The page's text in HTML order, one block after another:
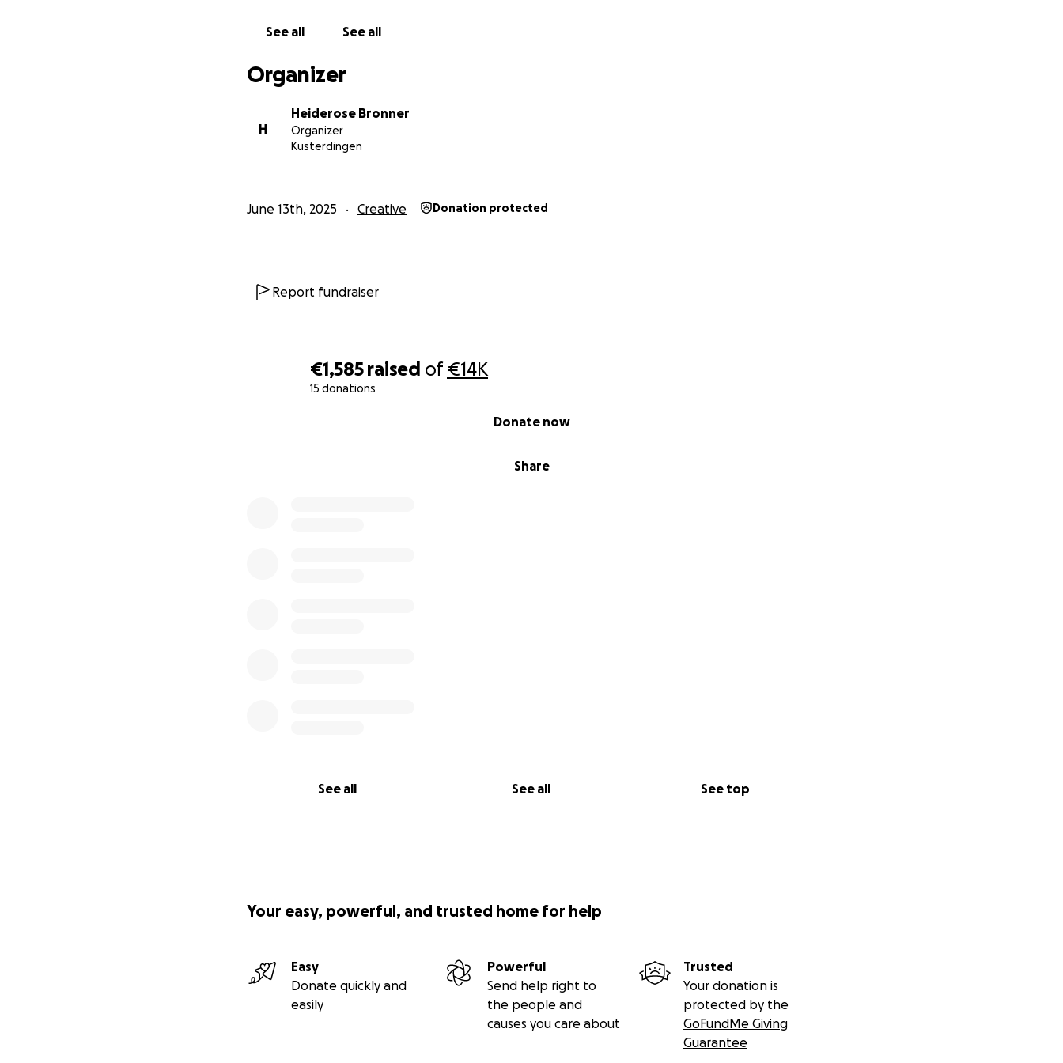
€1,585 raised of€14K
15 donations
Share
Donate now
See all See all See top
See all See all
Organizer
H
Heiderose Bronner
Organizer
Kusterdingen
June 13th, 2025 Creative Donation protected
Report fundraiser
Your easy, powerful, and trusted home for help
Easy
Donate quickly and
easily
Powerful
Send help right to
the people and
causes you care about
Trusted
Your donation is
protected by the
GoFundMe Giving
Guarantee